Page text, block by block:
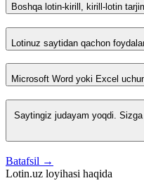
Boshqa lotin-kirill, kirill-lotin
Lotinuz saytidan qachon
Microsoft Word yoki Excel
Saytingiz judayam yoqdi.
Batafsil →
Lotin.uz loyihasi haqida